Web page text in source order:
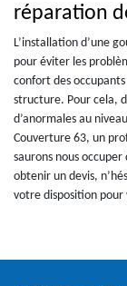
réparation
L’installation d’une
pour éviter les
confort des
structure. Pour cela,
d’anormales au
Couverture 63, un
saurons nous
obtenir un devis,
votre disposition